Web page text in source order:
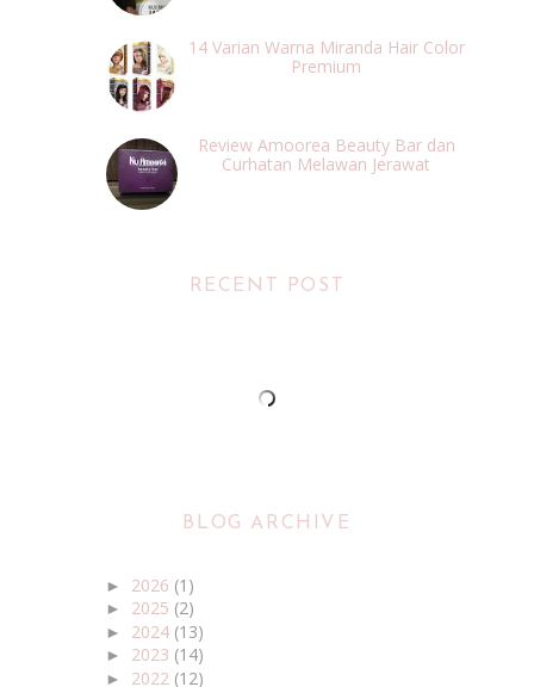
14 Varian Warna Miranda Hair Color
Premium
Review Amoorea Beauty Bar dan
Curhatan Melawan Jerawat
RECENT POST
BLOG ARCHIVE
► 2026 (1)
► 2025 (2)
► 2024 (13)
► 2023 (14)
► 2022 (12)